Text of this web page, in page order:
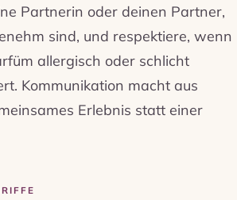
Partnerin oder deinen Partner,
sind, und respektiere, wenn
allergisch oder schlicht
Kommunikation macht aus
Erlebnis statt einer